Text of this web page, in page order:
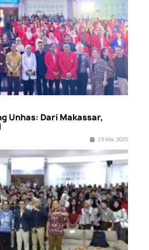
Unhas: Dari Makassar,
23 Mei, 2025